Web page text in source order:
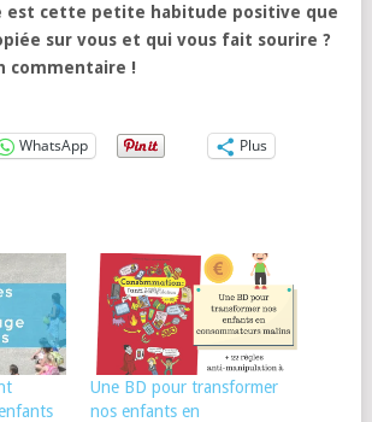
est cette petite habitude positive que
sur vous et qui vous fait sourire ?
commentaire !
WhatsApp Plus
Une BD pour transformer
nos enfants en